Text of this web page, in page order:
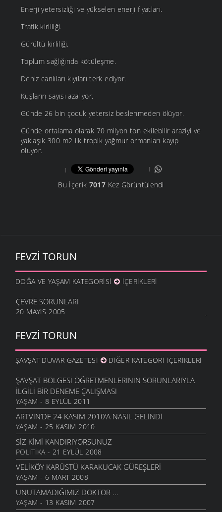
Enerji yetersizliği ve yükselen enerji fiyatları.
Trafik kirliliği.
Gürültü kirliliği.
Toplum sağlığında kötüleşme.
Deniz canlıları kıyıları terk ediyor.
Kuşların sayısı azalıyor.
Günde 26 bin çocuk yetersiz beslenmeden ölüyor.
Günde ortalama olarak 70 milyon ton ekilebilir araziyi ve
yaklaşık 300 m2 lik tropik yağmur ormanları kayıp
oluyor.
Bu İçerik 7017 Kez Görüntülendi
FEVZI TORUN
DOĞA VE YAŞAM KATEGORISI İÇERIKLERI
ÇEVRE SORUNLARI
20 MAYIS 2005
FEVZI TORUN
ŞAVŞAT DUVAR GAZETESI DIĞER KATEGORI İÇERIKLERI
ŞAVŞAT BÖLGESI ÖĞRETMENLERININ SORUNLARIYLA
İLGILI BIR DENEME ÇALIŞMASI
YAŞAM - 8 EYLÜL 2011
ARTVIN’DE 24 KASIM 2010’A NASIL GELINDI
YAŞAM - 25 KASIM 2010
SIZ KIMI KANDIRIYORSUNUZ
POLITIKA- 21 EYLÜL 2008
VELIKÖY KARÜSTÜ KARAKUCAK GÜREŞLERI
YAŞAM - 6 MART 2008
UNUTAMADIĞIMIZ DOKTOR ...
YAŞAM - 13 KASIM 2007